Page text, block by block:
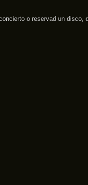
o reservad un disco,